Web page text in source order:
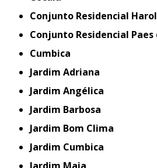
Conjunto Residencial
Conjunto Residencial
Cumbica
Jardim Adriana
Jardim Angélica
Jardim Barbosa
Jardim Bom Clima
Jardim Cumbica